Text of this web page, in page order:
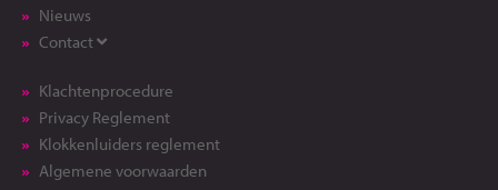
Nieuws
Contact
Klachtenprocedure
Privacy Reglement
Klokkenluiders reglement
Algemene voorwaarden